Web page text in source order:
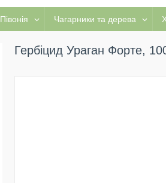
Півонія Чагарники та дерева
Гербіцид Ураган Форте,